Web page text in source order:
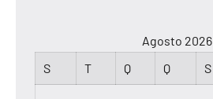
Agosto 2026
S
T Q Q S